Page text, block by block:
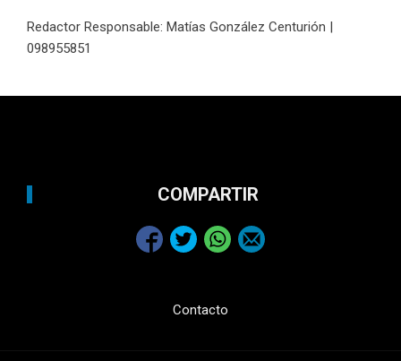
Redactor Responsable: Matías González Centurión |
098955851
COMPARTIR
Contacto